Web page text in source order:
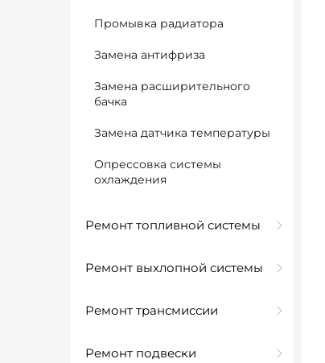
Промывка радиатора
Замена антифриза
Замена расширительного
бачка
Замена датчика температуры
Опрессовка системы
охлаждения
Ремонт топливной системы
Ремонт выхлопной системы
Ремонт трансмиссии
Ремонт подвески